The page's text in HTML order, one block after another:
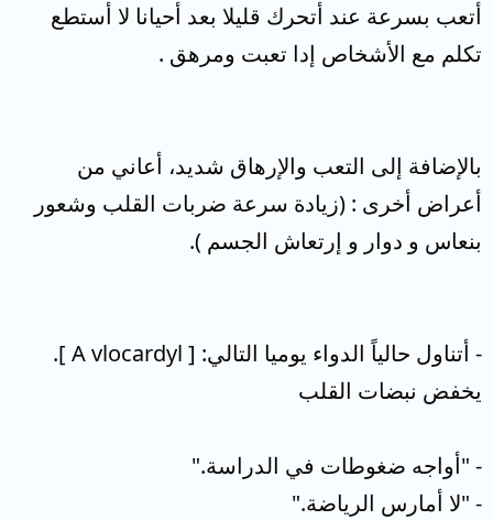
أتعب بسرعة عند أتحرك قليلا بعد أحيانا لا أستطع
تكلم مع الأشخاص إدا تعبت ومرهق .
بالإضافة إلى التعب والإرهاق شديد، أعاني من
أعراض أخرى : (زيادة سرعة ضربات القلب وشعور
بنعاس و دوار و إرتعاش الجسم ).
- أتناول حالياً الدواء يوميا التالي: [ A vlocardyl ].
يخفض نبضات القلب
- "أواجه ضغوطات في الدراسة."
- "لا أمارس الرياضة."